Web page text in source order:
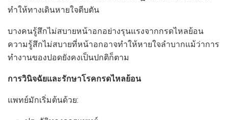
ทำให้ทางเดินหายใจตีบตัน
บางคนรู้สึกไม่สบายหน้าอกอย่างรุนแรงจากกรดไหลย้อน
ความรู้สึกไม่สบายที่หน้าอกอาจทำให้หายใจลำบากแม้ว่าการ
ทำงานของปอดยังคงเป็นปกติก็ตาม
การวินิจฉัยและรักษาโรคกรดไหลย้อน
แพทย์มักเริ่มต้นด้วย: